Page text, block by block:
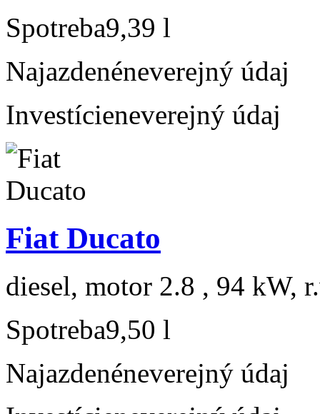
Spotreba9,39 l
Najazdenéneverejný údaj
Investícieneverejný údaj
Fiat Ducato
diesel, motor 2.8 , 94 kW,
Spotreba9,50 l
Najazdenéneverejný údaj